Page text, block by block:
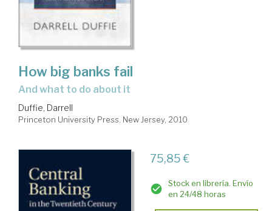
How big banks fail
and what to do about it
Duffie, Darrell
Princeton University Press. New Jersey, 2010
75,85 €
Stock en librería. Envío
en 24/48 horas